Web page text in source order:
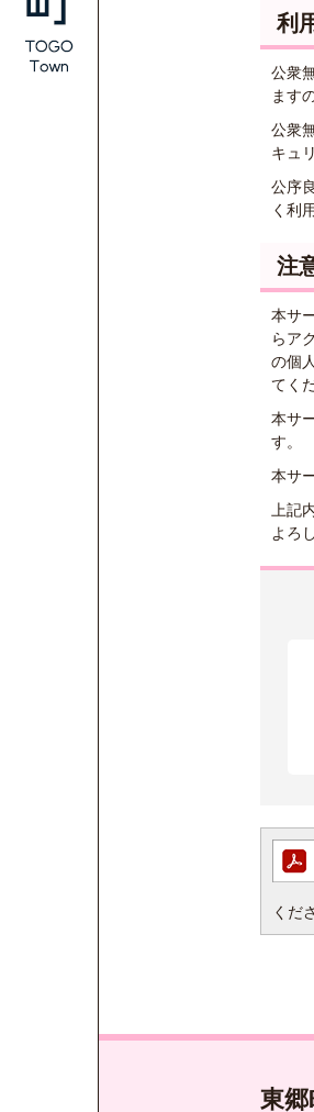
利
公衆
ます
公衆
キュ
公序
く利
注
本サ
らア
の個
てく
本サ
す。
本サ
上記
よろ
くだ
東